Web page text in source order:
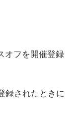
オフを開催登録
録されたときに